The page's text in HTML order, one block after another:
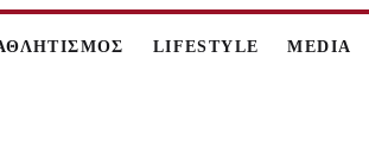
LIFESTYLE MEDIA